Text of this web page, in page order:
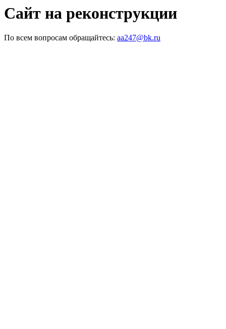
Сайт на реконструкции
По всем вопросам обращайтесь: aa247@bk.ru